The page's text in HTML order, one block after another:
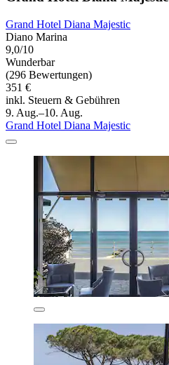
Grand Hotel Diana Majestic
Diano Marina
9,0/10
Wunderbar
(296 Bewertungen)
351 €
inkl. Steuern & Gebühren
9. Aug.–10. Aug.
Grand Hotel Diana Majestic